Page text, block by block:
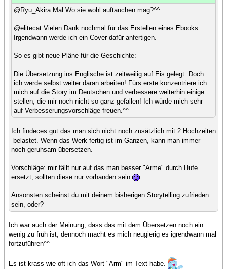
@Ryu_Akira Mal Wo sie wohl auftauchen mag?^^
@elitecat Vielen Dank nochmal für das Erstellen eines Ebooks.
Irgendwann werde ich ein Cover dafür anfertigen.
So es gibt neue Pläne für die Geschichte:
Die Übersetzung ins Englische ist zeitweilig auf Eis gelegt. Doch
ich werde selbst weiter daran arbeiten! Fürs erste konzentriere ich
mich auf die Story im Deutschen und verbessere weiterhin einige
stellen, die mir noch nicht so ganz gefallen! Ich würde mich sehr
auf Verbesserungsvorschläge freuen.^^
Ich findeces gut das man sich nicht noch zusätzlich mit 2 Hochzeiten
belastet. Wenn das Werk fertig ist im Ganzen, kann man immer
noch geruhsam übersetzen.
Vorschläge: mir fällt nur auf das man besser "Arme" durch Hufe
ersetzt, sollten diese nur vorhanden sein
Ansonsten scheinst du mit deinem bisherigen Storytelling zufrieden
sein, oder?
Ich war auch der Meinung, dass das mit dem Übersetzen noch ein
wenig zu früh ist, dennoch macht es mich neugierig es igrendwann mal
fortzuführen^^
Es ist krass wie oft ich das Wort "Arm" im Text habe.